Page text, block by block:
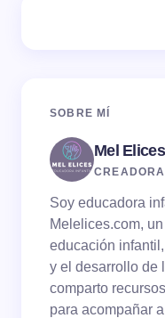
SOBRE MÍ
Mel Elices
Soy educadora
Melelices.com,
educación
y el desarrollo de
comparto
para acompañar